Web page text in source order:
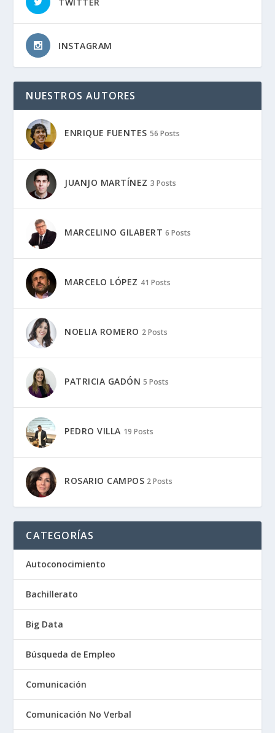
INSTAGRAM
NUESTROS AUTORES
ENRIQUE FUENTES 56 Posts
JUANJO MARTÍNEZ 3 Posts
MARCELINO GILABERT 6 Posts
MARCELO LÓPEZ 41 Posts
NOELIA ROMERO 2 Posts
PATRICIA GADÓN 5 Posts
PEDRO VILLA 19 Posts
ROSARIO CAMPOS 2 Posts
CATEGORÍAS
Autoconocimiento
Bachillerato
Big Data
Búsqueda de Empleo
Comunicación
Comunicación No Verbal